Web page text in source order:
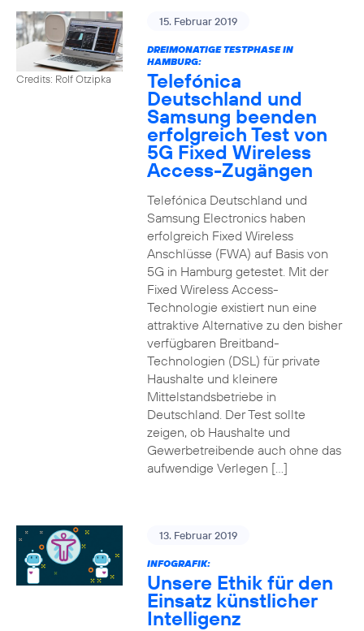
Credits: Rolf Otzipka
15. Februar 2019
DREIMONATIGE TESTPHASE IN
HAMBURG:
Telefónica
Deutschland und
Samsung beenden
erfolgreich Test von
5G Fixed Wireless
Access-Zugängen
Telefónica Deutschland und
Samsung Electronics haben
erfolgreich Fixed Wireless
Anschlüsse (FWA) auf Basis von
5G in Hamburg getestet. Mit der
Fixed Wireless Access-
Technologie existiert nun eine
attraktive Alternative zu den bisher
verfügbaren Breitband-
Technologien (DSL) für private
Haushalte und kleinere
Mittelstandsbetriebe in
Deutschland. Der Test sollte
zeigen, ob Haushalte und
Gewerbetreibende auch ohne das
aufwendige Verlegen […]
13. Februar 2019
INFOGRAFIK:
Unsere Ethik für den
Einsatz künstlicher
Intelligenz